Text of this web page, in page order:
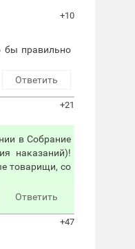
+10
бы правильно
Ответить
+21
в Собрание
наказаний)!
товарищи, со
Ответить
+47